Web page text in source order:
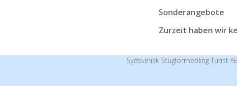
Sonderangebote
Zurzeit haben wir
Sydsvensk Stugförmedling Turist